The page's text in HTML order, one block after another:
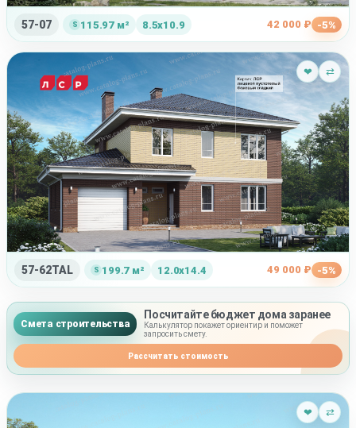
57-07 115.97 м² 8.5x10.9 42 000 ₽ -5%
❤ ⇄
57-62TAL 199.7 м² 12.0x14.4 49 000 ₽ -5%
Смета строительства
Посчитайте бюджет дома заранее
Калькулятор покажет ориентир и поможет
запросить смету.
Рассчитать стоимость
❤ ⇄